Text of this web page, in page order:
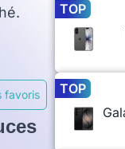
favoris
TOP
TOP